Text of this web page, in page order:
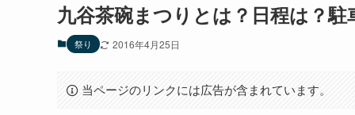
九谷茶碗まつりとは？日程は？
祭り 2016年4月25日
当ページのリンクには広告が含まれています。